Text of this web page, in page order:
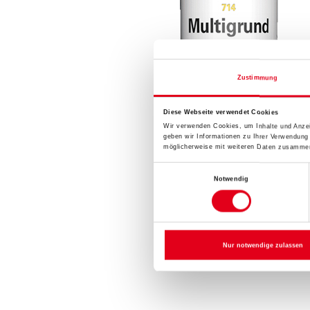
Zustimmung
Diese Webseite verwendet Cookies
Wir verwenden Cookies, um Inhalte und
geben wir Informationen zu Ihrer
möglicherweise mit weiteren Daten
Notwendig
Nur notwendige zulassen